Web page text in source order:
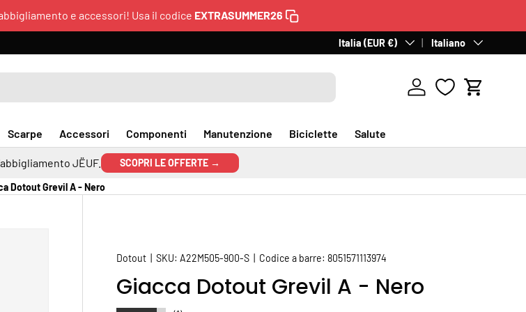
e accessori! Usa il codice EXTRASUMMER26
Paese/Regione
Italia (EUR €) LinguaItaliano
Accedi Carrello
Scarpe Accessori Componenti Manutenzione Biciclette Salute
JËUF. SCOPRI LE OFFERTE →
Dotout Grevil A - Nero
Dotout |SKU: A22M505-900-S Codice a barre: 8051571113974
Giacca Dotout Grevil A - Nero